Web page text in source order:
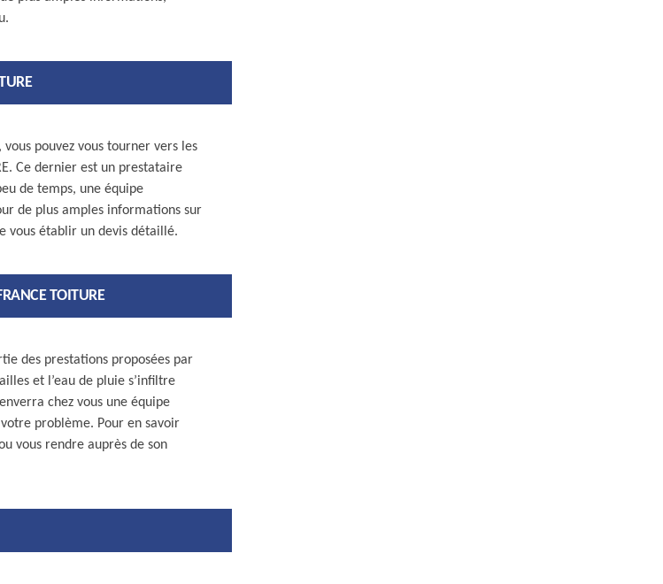
pouvez vous tourner vers les
Ce dernier est un prestataire
de temps, une équipe
de plus amples informations sur
vous établir un devis détaillé.
TOITURE
des prestations proposées par
et l’eau de pluie s’infiltre
chez vous une équipe
problème. Pour en savoir
vous rendre auprès de son